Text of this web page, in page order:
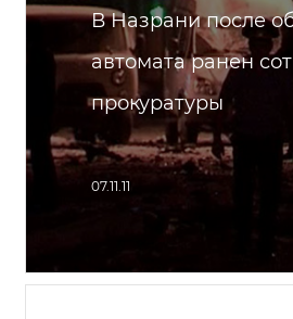
В Назрани после
автомата ранен
прокуратуры
07.11.11